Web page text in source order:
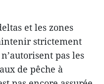
et les zones
strictement
pas les
de pêche à